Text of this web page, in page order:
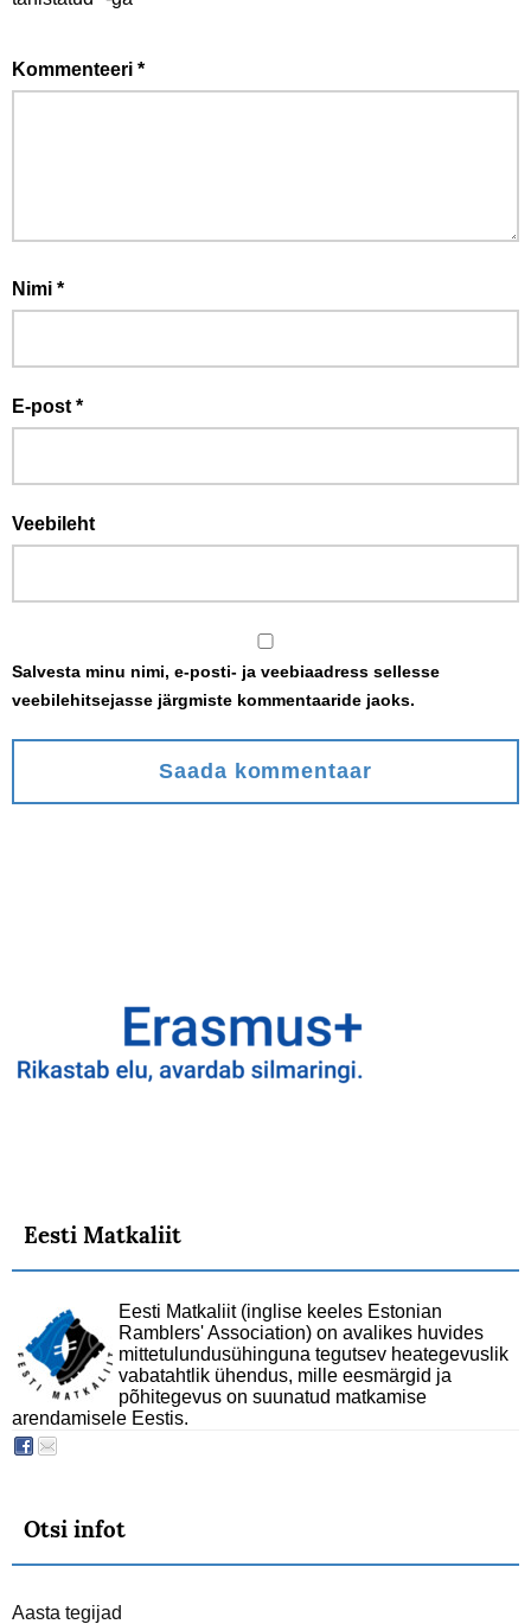
Kommenteeri *
Nimi *
E-post *
Veebileht
Salvesta minu nimi, e-posti- ja veebiaadress sellesse
veebilehitsejasse järgmiste kommentaaride jaoks.
Eesti Matkaliit
Eesti Matkaliit (inglise keeles Estonian
Ramblers' Association) on avalikes huvides
mittetulundusühinguna tegutsev heategevuslik
vabatahtlik ühendus, mille eesmärgid ja
põhitegevus on suunatud matkamise
arendamisele Eestis.
Otsi infot
Aasta tegijad